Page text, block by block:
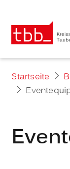
Startseite